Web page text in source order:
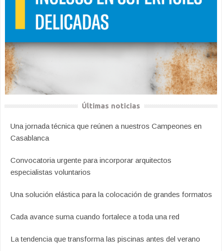
Últimas noticias
Una jornada técnica que reúnen a nuestros Campeones en
Casablanca
Convocatoria urgente para incorporar arquitectos
especialistas voluntarios
Una solución elástica para la colocación de grandes formatos
Cada avance suma cuando fortalece a toda una red
La tendencia que transforma las piscinas antes del verano